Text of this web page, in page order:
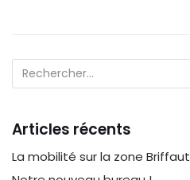
Articles récents
La mobilité sur la zone Briffaut